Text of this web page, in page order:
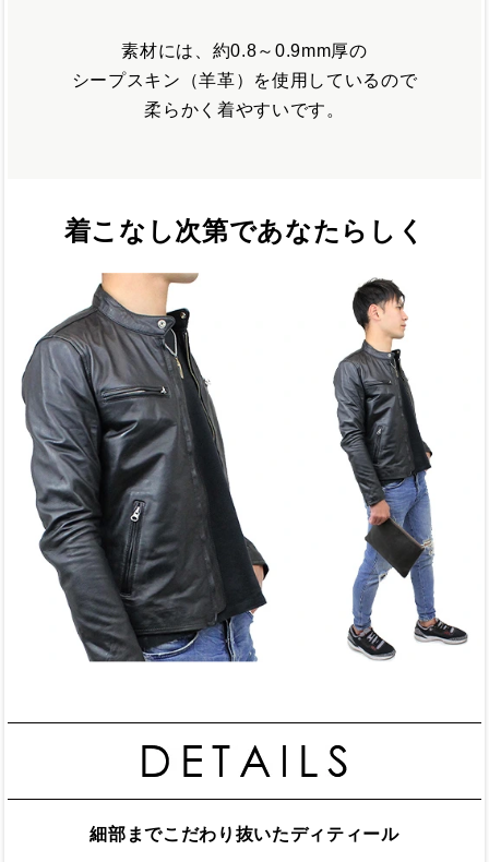
素材には、約0.8～0.9mm厚の
シープスキン（羊革）を使用しているので
柔らかく着やすいです。
着こなし次第であなたらしく
細部までこだわり抜いたディティール